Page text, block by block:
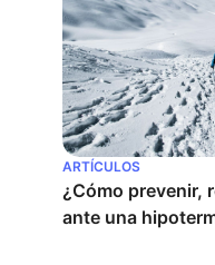
ARTÍCULOS
¿Cómo prevenir,
ante una